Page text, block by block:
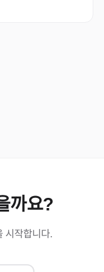
까요?
시작합니다.